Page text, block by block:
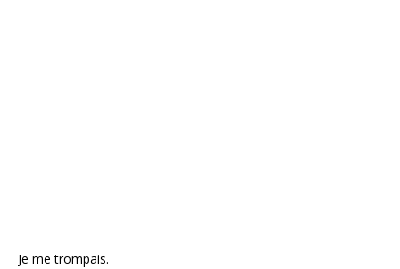
Je me trompais.